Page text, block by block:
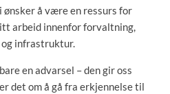
ønsker å være en ressurs for
arbeid innenfor forvaltning,
infrastruktur.
en advarsel – den gir oss
det om å gå fra erkjennelse til